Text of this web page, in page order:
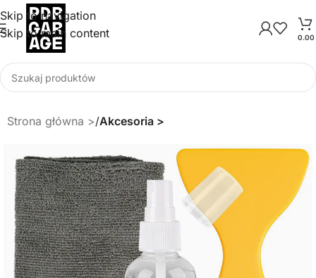
Skip to navigation
Skip to main content
0.00
Strona główna Akcesoria